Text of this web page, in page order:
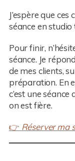
J’espère que
séance en studio
Pour finir,
séance. Je
de mes clients,
préparation. En
c’est une
on est fière.
👉 Réserver ma